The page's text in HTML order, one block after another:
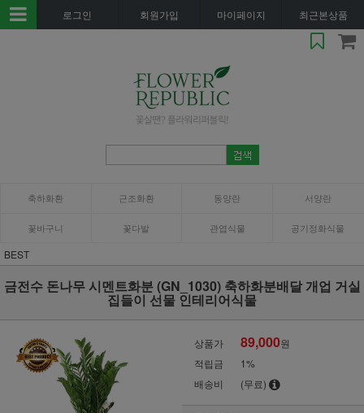
로그인 회원가입 마이페이지 최근본상품
축하화환 근조화환 동양란 서양란
꽃바구니 꽃다발 관엽식물 공기정화식물
BEST
금전수 돈나무 시멘트화분 (GN_1030) 축하화분배달 개업 거실
집들이 선물 인테리어식물
상품가 89,000원
적립금
1%
배송비
(무료)